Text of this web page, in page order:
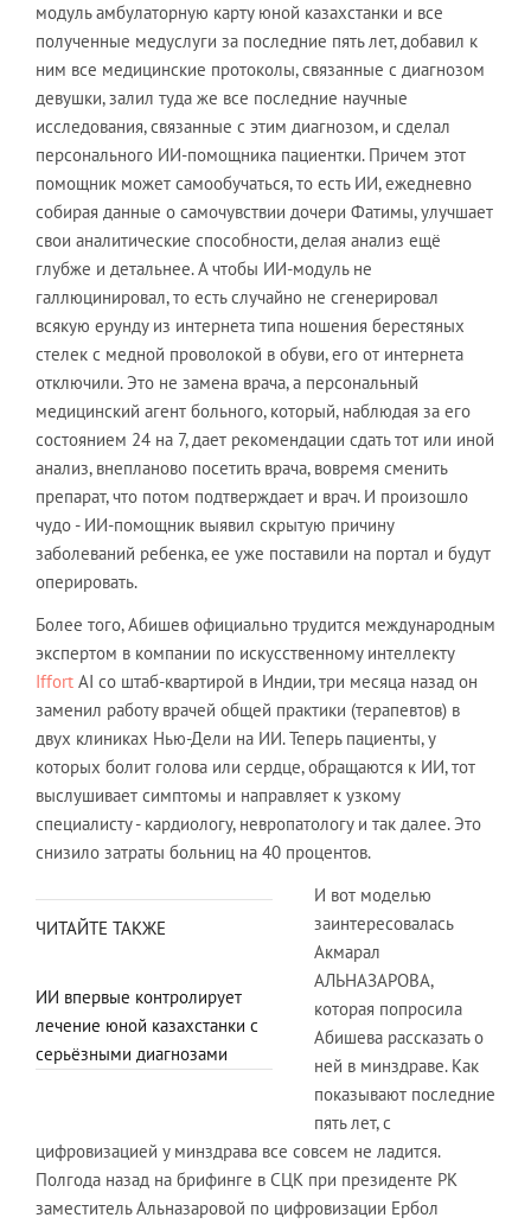
модуль амбулаторную карту юной казахстанки и все
полученные медуслуги за последние пять лет, добавил к
ним все медицинские протоколы, связанные с диагнозом
девушки, залил туда же все последние научные
исследования, связанные с этим диагнозом, и сделал
персонального ИИ-помощника пациентки. Причем этот
помощник может самообучаться, то есть ИИ, ежедневно
собирая данные о самочувствии дочери Фатимы, улучшает
свои аналитические способности, делая анализ ещё
глубже и детальнее. А чтобы ИИ-модуль не
галлюцинировал, то есть случайно не сгенерировал
всякую ерунду из интернета типа ношения берестяных
стелек с медной проволокой в обуви, его от интернета
отключили. Это не замена врача, а персональный
медицинский агент больного, который, наблюдая за его
состоянием 24 на 7, дает рекомендации сдать тот или иной
анализ, внепланово посетить врача, вовремя сменить
препарат, что потом подтверждает и врач. И произошло
чудо - ИИ-помощник выявил скрытую причину
заболеваний ребенка, ее уже поставили на портал и будут
оперировать.
Более того, Абишев официально трудится международным
экспертом в компании по искусственному интеллекту
Iffort AI со штаб-квартирой в Индии, три месяца назад он
заменил работу врачей общей практики (терапевтов) в
двух клиниках Нью-Дели на ИИ. Теперь пациенты, у
которых болит голова или сердце, обращаются к ИИ, тот
выслушивает симптомы и направляет к узкому
специалисту - кардиологу, невропатологу и так далее. Это
снизило затраты больниц на 40 процентов.
ЧИТАЙТЕ ТАКЖЕ
ИИ впервые контролирует
лечение юной казахстанки с
серьёзными диагнозами
И вот моделью
заинтересовалась
Акмарал
АЛЬНАЗАРОВА,
которая попросила
Абишева рассказать о
ней в минздраве. Как
показывают последние
пять лет, с
цифровизацией у минздрава все совсем не ладится.
Полгода назад на брифинге в СЦК при президенте РК
заместитель Альназаровой по цифровизации Ербол